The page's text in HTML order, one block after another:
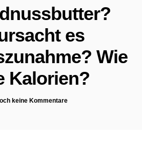
es
Wie
Kalorien?
keine Kommentare